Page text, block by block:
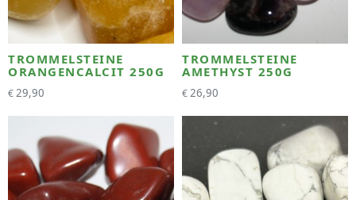
TROMMELSTEINE
ORANGENCALCIT 250G
€29,90
TROMMELSTEINE
AMETHYST 250G
€26,90